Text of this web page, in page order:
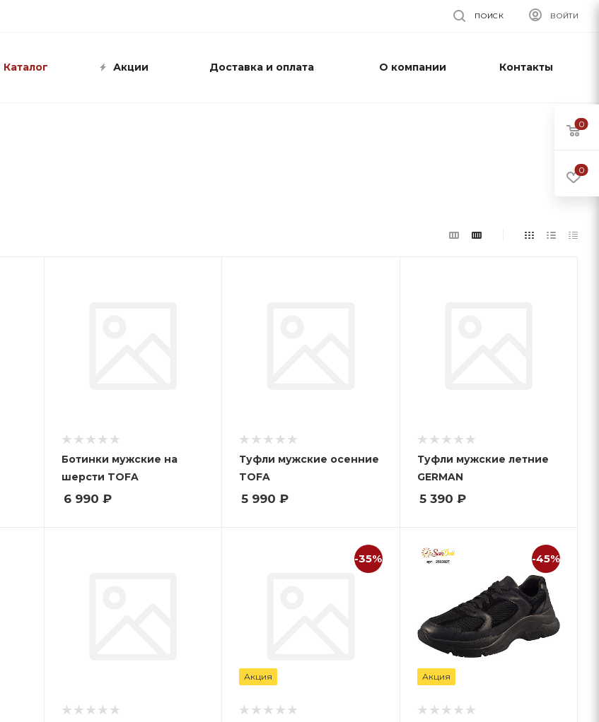
ВОЙТИ
ПОИСК
Каталог Акции Доставка и оплата О компании Контакты
Ботинки мужские на
шерсти TOFA
6 990 ₽
Туфли мужские осенние
TOFA
5 990 ₽
Туфли мужские летние
GERMAN
5 390 ₽
-35%
Акция
-45%
Акция
0
0